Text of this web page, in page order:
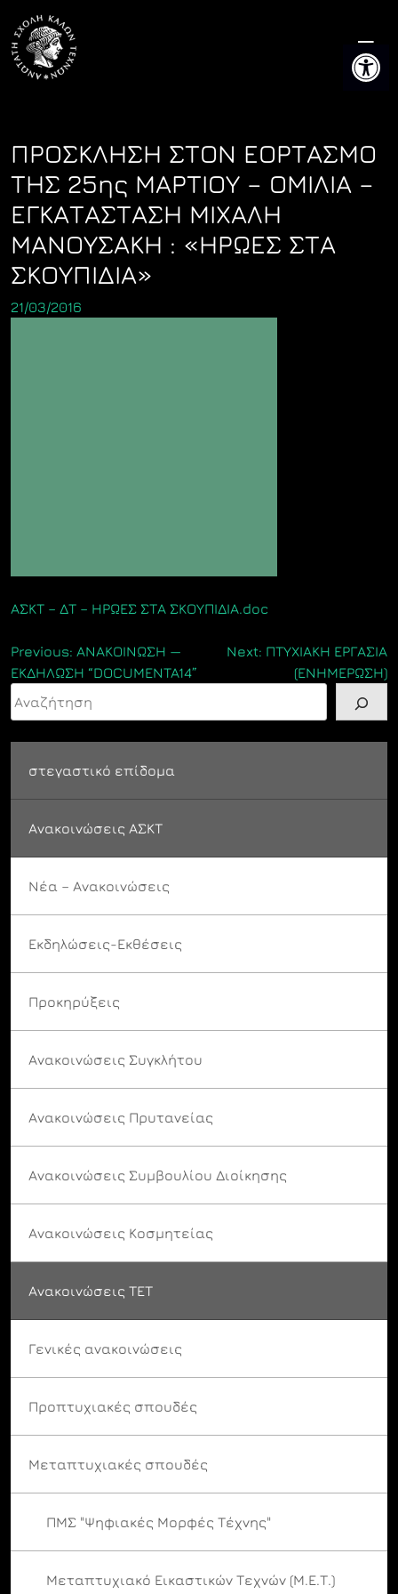
content
ΠΡΟΣΚΛΗΣΗ ΣΤΟΝ ΕΟΡΤΑΣΜΟ
ΤΗΣ 25ης ΜΑΡΤΙΟΥ – ΟΜΙΛΙΑ –
ΕΓΚΑΤΑΣΤΑΣΗ ΜΙΧΑΛΗ
ΜΑΝΟΥΣΑΚΗ : «ΗΡΩΕΣ ΣΤΑ
ΣΚΟΥΠΙΔΙΑ»
21/03/2016
ΑΣΚΤ – ΔΤ – ΗΡΩΕΣ ΣΤΑ ΣΚΟΥΠΙΔΙΑ.doc
Πλοήγηση
άρθρων
Previous: ΑΝΑΚΟΙΝΩΣΗ —
ΕΚΔΗΛΩΣΗ “DOCUMENTA14”
Next: ΠΤΥΧΙΑΚΗ ΕΡΓΑΣΙΑ
(ΕΝΗΜΕΡΩΣΗ)
Αναζήτηση
στεγαστικό επίδομα
Ανακοινώσεις ΑΣΚΤ
Νέα – Ανακοινώσεις
Εκδηλώσεις-Εκθέσεις
Προκηρύξεις
Ανακοινώσεις Συγκλήτου
Ανακοινώσεις Πρυτανείας
Ανακοινώσεις Συμβουλίου Διοίκησης
Ανακοινώσεις Κοσμητείας
Ανακοινώσεις ΤΕΤ
Γενικές ανακοινώσεις
Προπτυχιακές σπουδές
Μεταπτυχιακές σπουδές
ΠΜΣ "Ψηφιακές Μορφές Τέχνης"
Μεταπτυχιακό Εικαστικών Τεχνών (Μ.Ε.Τ.)